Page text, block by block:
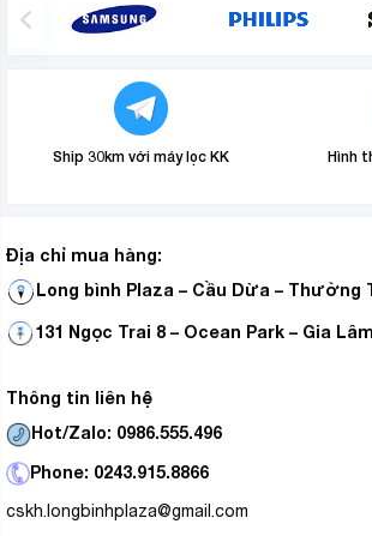
Ship 30km với máy lọc KK Hình
Địa chỉ mua hàng:
Long bình Plaza – Cầu Dừa – Thường
131 Ngọc Trai 8 – Ocean Park – Gia
Thông tin liên hệ
Hot/Zalo: 0986.555.496
Phone: 0243.915.8866
cskh.longbinhplaza@gmail.com